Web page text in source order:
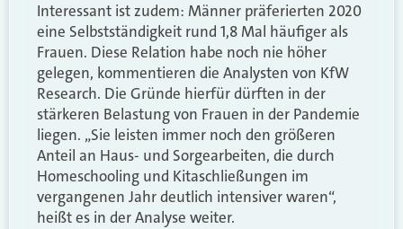
Interessant ist zudem: Männer präferierten 2020
eine Selbstständigkeit rund 1,8 Mal häufiger als
Frauen. Diese Relation habe noch nie höher
gelegen, kommentieren die Analysten von KfW
Research. Die Gründe hierfür dürften in der
stärkeren Belastung von Frauen in der Pandemie
liegen. „Sie leisten immer noch den größeren
Anteil an Haus- und Sorgearbeiten, die durch
Homeschooling und Kitaschließungen im
vergangenen Jahr deutlich intensiver waren“,
heißt es in der Analyse weiter.